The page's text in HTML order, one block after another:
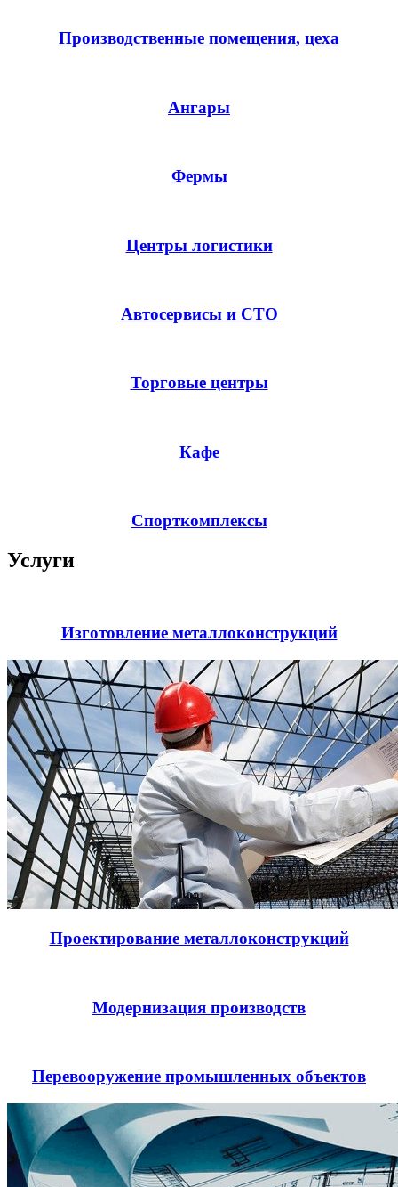
Производственные помещения, цеха
Ангары
Фермы
Центры логистики
Автосервисы и СТО
Торговые центры
Кафе
Спорткомплексы
Услуги
Изготовление металлоконструкций
Проектирование металлоконструкций
Модернизация производств
Перевооружение промышленных объектов